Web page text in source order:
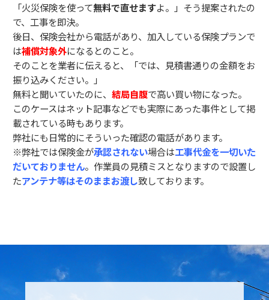
「火災保険を使って無料で直せますよ。」そう提案されたの
で、工事を即決。
後日、保険会社から電話があり、加入している保険プランで
は補償対象外になるとのこと。
そのことを業者に伝えると、「では、見積書通りの金額をお
振り込みください。」
無料と聞いていたのに、 結局自腹で高い買い物になった。
このケースはネット記事などでも実際にあった事件として掲
載されている時もあります。
弊社にも日常的にそういった確認の電話があります。
※弊社では保険金が承認されない場合は工事代金を一切いた
だいておりません。作業員の見積ミスとなりますので設置し
たアンテナ等はそのままお渡し致しております。